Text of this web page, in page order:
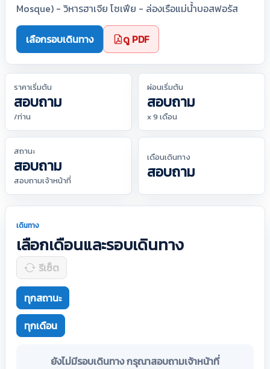
Mosque) - วิหารฮาเจีย โซเฟีย - ล่องเรือแม่น้ำบอสฟอรัส
เลือกรอบเดินทาง ดู PDF
ราคาเริ่มต้น
สอบถาม
/ท่าน
ผ่อนเริ่มต้น
สอบถาม
x 9 เดือน
สถานะ
สอบถาม
สอบถามเจ้าหน้าที่
เดือนเดินทาง
สอบถาม
เดินทาง
เลือกเดือนและรอบเดินทาง
รีเซ็ต
ทุกสถานะ
ทุกเดือน
ยังไม่มีรอบเดินทาง กรุณาสอบถามเจ้าหน้าที่